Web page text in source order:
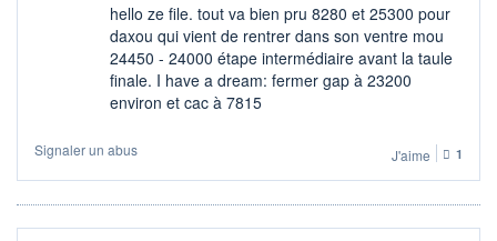
hello ze file. tout va bien pru 8280 et 25300 pour
daxou qui vient de rentrer dans son ventre mou
24450 - 24000 étape intermédiaire avant la taule
finale. I have a dream: fermer gap à 23200
environ et cac à 7815
Signaler un abus J'aime 1